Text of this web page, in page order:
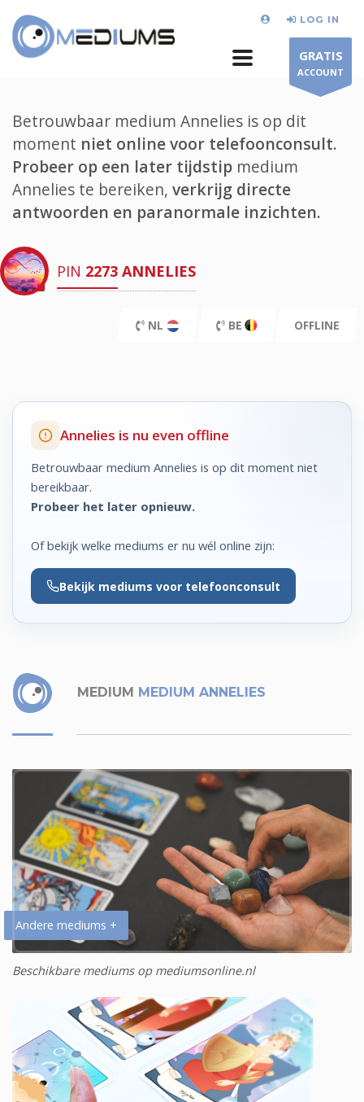
LOG IN
GRATIS
ACCOUNT
Betrouwbaar medium Annelies is op dit
moment niet online voor telefoonconsult.
Probeer op een later tijdstip medium
Annelies te bereiken, verkrijg directe
antwoorden en paranormale inzichten.
PIN 2273 ANNELIES
NL BE OFFLINE
Annelies is nu even offline
Betrouwbaar medium Annelies is op dit moment niet
bereikbaar.
Probeer het later opnieuw.
Of bekijk welke mediums er nu wél online zijn:
Bekijk mediums voor telefoonconsult
MEDIUM MEDIUM ANNELIES
Andere mediums +
Beschikbare mediums op mediumsonline.nl